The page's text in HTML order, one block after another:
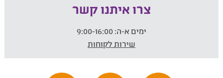
צרו איתנו קשר
ימים א-ה:
שירות לקוחות